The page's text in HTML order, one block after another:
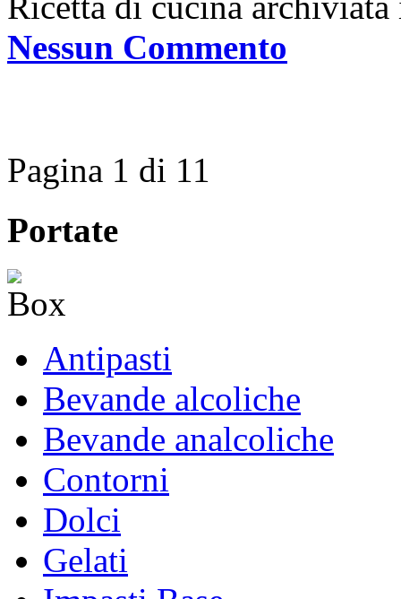
Nessun Commento
Pagina 1 di 11
Portate
Antipasti
Bevande alcoliche
Bevande analcoliche
Contorni
Dolci
Gelati